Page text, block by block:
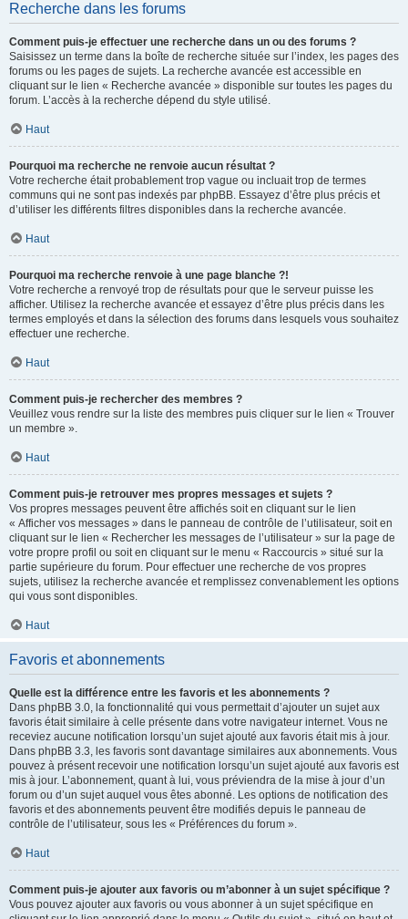
Recherche dans les forums
Comment puis-je effectuer une recherche dans un ou des forums ?
Saisissez un terme dans la boîte de recherche située sur l’index, les pages des
forums ou les pages de sujets. La recherche avancée est accessible en
cliquant sur le lien « Recherche avancée » disponible sur toutes les pages du
forum. L’accès à la recherche dépend du style utilisé.
Haut
Pourquoi ma recherche ne renvoie aucun résultat ?
Votre recherche était probablement trop vague ou incluait trop de termes
communs qui ne sont pas indexés par phpBB. Essayez d’être plus précis et
d’utiliser les différents filtres disponibles dans la recherche avancée.
Haut
Pourquoi ma recherche renvoie à une page blanche ?!
Votre recherche a renvoyé trop de résultats pour que le serveur puisse les
afficher. Utilisez la recherche avancée et essayez d’être plus précis dans les
termes employés et dans la sélection des forums dans lesquels vous souhaitez
effectuer une recherche.
Haut
Comment puis-je rechercher des membres ?
Veuillez vous rendre sur la liste des membres puis cliquer sur le lien « Trouver
un membre ».
Haut
Comment puis-je retrouver mes propres messages et sujets ?
Vos propres messages peuvent être affichés soit en cliquant sur le lien
« Afficher vos messages » dans le panneau de contrôle de l’utilisateur, soit en
cliquant sur le lien « Rechercher les messages de l’utilisateur » sur la page de
votre propre profil ou soit en cliquant sur le menu « Raccourcis » situé sur la
partie supérieure du forum. Pour effectuer une recherche de vos propres
sujets, utilisez la recherche avancée et remplissez convenablement les options
qui vous sont disponibles.
Haut
Favoris et abonnements
Quelle est la différence entre les favoris et les abonnements ?
Dans phpBB 3.0, la fonctionnalité qui vous permettait d’ajouter un sujet aux
favoris était similaire à celle présente dans votre navigateur internet. Vous ne
receviez aucune notification lorsqu’un sujet ajouté aux favoris était mis à jour.
Dans phpBB 3.3, les favoris sont davantage similaires aux abonnements. Vous
pouvez à présent recevoir une notification lorsqu’un sujet ajouté aux favoris est
mis à jour. L’abonnement, quant à lui, vous préviendra de la mise à jour d’un
forum ou d’un sujet auquel vous êtes abonné. Les options de notification des
favoris et des abonnements peuvent être modifiés depuis le panneau de
contrôle de l’utilisateur, sous les « Préférences du forum ».
Haut
Comment puis-je ajouter aux favoris ou m’abonner à un sujet spécifique ?
Vous pouvez ajouter aux favoris ou vous abonner à un sujet spécifique en